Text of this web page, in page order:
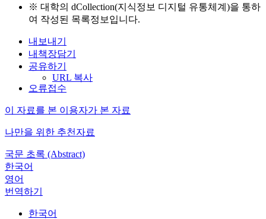
※ 대학의 dCollection(지식정보 디지털 유통체계)을 통하
여 작성된 목록정보입니다.
내보내기
내책장담기
공유하기
URL 복사
오류접수
이 자료를 본 이용자가 본 자료
나만을 위한 추천자료
국문 초록 (Abstract)
한국어
영어
번역하기
한국어